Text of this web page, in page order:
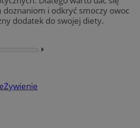
i odkryć smoczy owoc
dodatek do swojej diety.
⏵︎
Żywienie